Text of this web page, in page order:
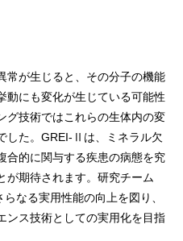
常が生じると、その分子の機能
動にも変化が生じている可能性
グ技術ではこれらの生体内の変
した。GREI-Ⅱは、ミネラル欠
合的に関与する疾患の病態を究
が期待されます。研究チーム
なる実用性能の向上を図り、
ンス技術としての実用化を目指